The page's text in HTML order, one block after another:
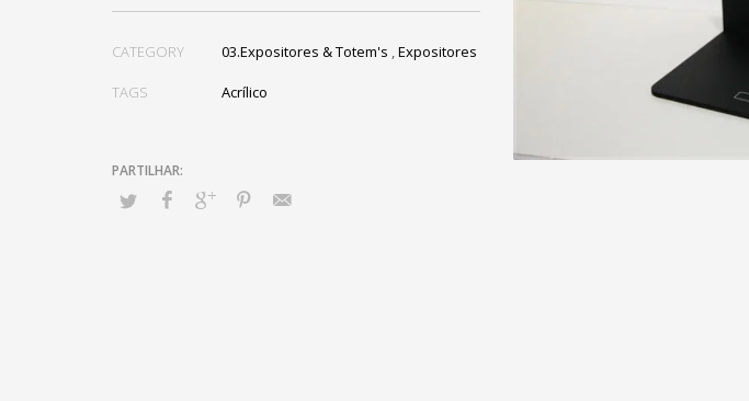
CATEGORY 03.Expositores & Totem's ,Expositores
TAGS Acrílico